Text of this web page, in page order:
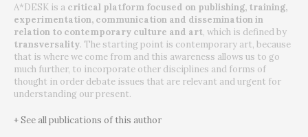
A*DESK is a critical platform focused on publishing, training,
experimentation, communication and dissemination in
relation to contemporary culture and art, which is defined by
transversality. The starting point is contemporary art, because
that is where we come from and this awareness allows us to go
much further, to incorporate other disciplines and forms of
thought in order debate issues that are relevant and urgent for
understanding our present.
+ See all publications of this author